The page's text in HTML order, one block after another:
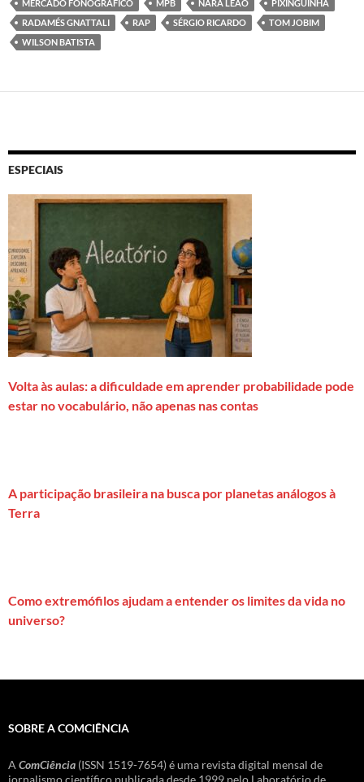
MERCADO FONOGRÁFICO
MPB NARA LEÃO
PIXINGUINHA
RADAMÉS GNATTALI
RAP SÉRGIO RICARDO
TOM JOBIM
WILSON BATISTA
ESPECIAIS
Volta às aulas: a dificuldade em aprender probabilidade pode
estar no vocabulário, não apenas nas contas
A participação brasileira na busca por planetas análogos à
Terra
Como extremófilos ajudam a entender os limites da vida no
universo?
SOBRE A COMCIÊNCIA
A ComCiência (ISSN 1519-7654) é uma revista digital mensal de
jornalismo científico publicada desde 1999 pelo Laboratório de